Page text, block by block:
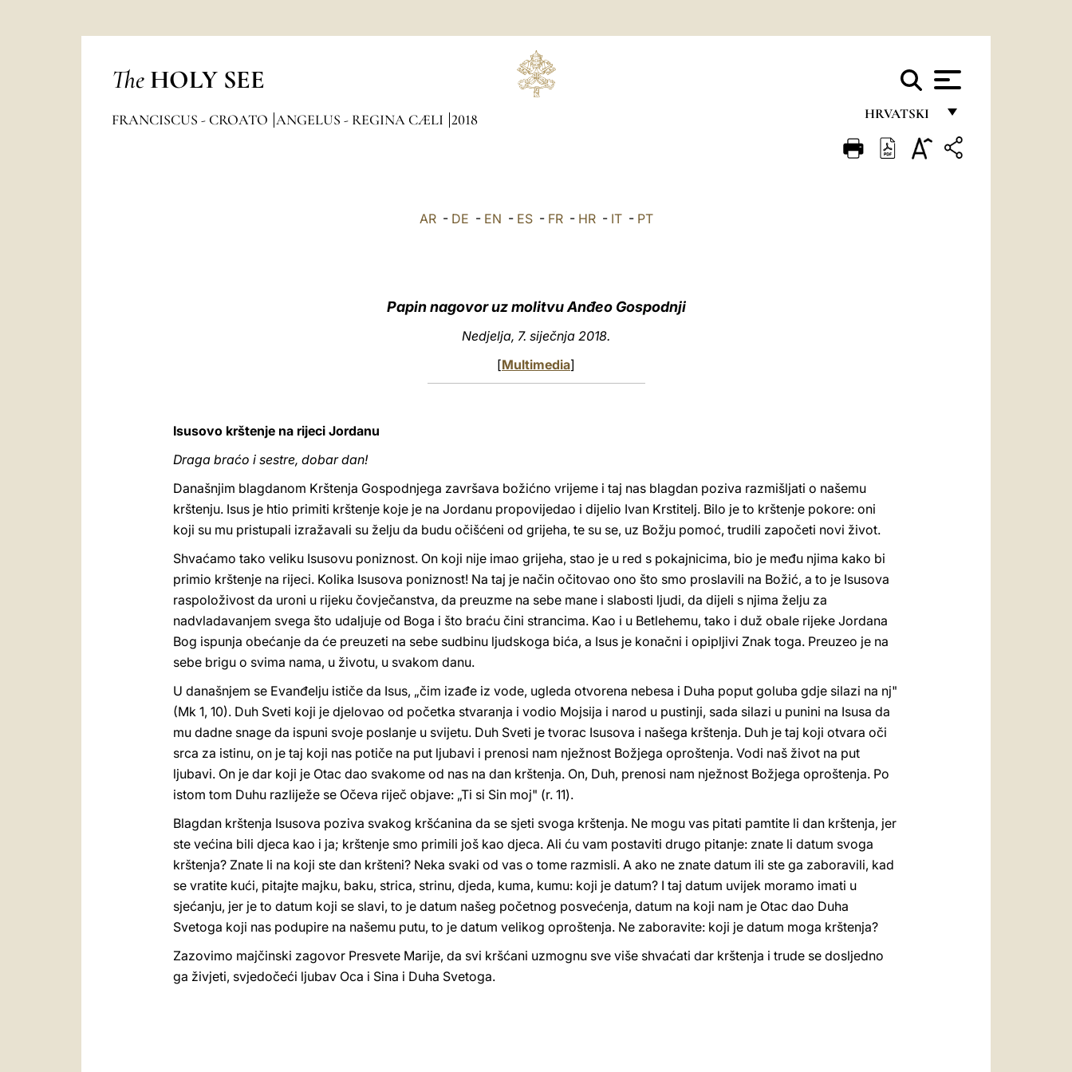
The HOLY SEE
HRVATSKI
FRANÇAIS
FRANCISCUS - CROATO ANGELUS - REGINA CÆLI 2018
AR- DE - EN - ES- FR- HR- IT- PT
Papin nagovor uz molitvu Anđeo Gospodnji
Nedjelja, 7. siječnja 2018.
[Multimedia]
Isusovo krštenje na rijeci Jordanu
Draga braćo i sestre, dobar dan!
Današnjim blagdanom Krštenja Gospodnjega završava božićno vrijeme i taj nas blagdan poziva razmišljati o našemu
krštenju. Isus je htio primiti krštenje koje je na Jordanu propovijedao i dijelio Ivan Krstitelj. Bilo je to krštenje pokore: oni
koji su mu pristupali izražavali su želju da budu očišćeni od grijeha, te su se, uz Božju pomoć, trudili započeti novi život.
Shvaćamo tako veliku Isusovu poniznost. On koji nije imao grijeha, stao je u red s pokajnicima, bio je među njima kako bi
primio krštenje na rijeci. Kolika Isusova poniznost! Na taj je način očitovao ono što smo proslavili na Božić, a to je Isusova
raspoloživost da uroni u rijeku čovječanstva, da preuzme na sebe mane i slabosti ljudi, da dijeli s njima želju za
nadvladavanjem svega što udaljuje od Boga i što braću čini strancima. Kao i u Betlehemu, tako i duž obale rijeke Jordana
Bog ispunja obećanje da će preuzeti na sebe sudbinu ljudskoga bića, a Isus je konačni i opipljivi Znak toga. Preuzeo je na
sebe brigu o svima nama, u životu, u svakom danu.
U današnjem se Evanđelju ističe da Isus, „čim izađe iz vode, ugleda otvorena nebesa i Duha poput goluba gdje silazi na nj"
(Mk 1, 10). Duh Sveti koji je djelovao od početka stvaranja i vodio Mojsija i narod u pustinji, sada silazi u punini na Isusa da
mu dadne snage da ispuni svoje poslanje u svijetu. Duh Sveti je tvorac Isusova i našega krštenja. Duh je taj koji otvara oči
srca za istinu, on je taj koji nas potiče na put ljubavi i prenosi nam nježnost Božjega oproštenja. Vodi naš život na put
ljubavi. On je dar koji je Otac dao svakome od nas na dan krštenja. On, Duh, prenosi nam nježnost Božjega oproštenja. Po
istom tom Duhu razliježe se Očeva riječ objave: „Ti si Sin moj" (r. 11).
Blagdan krštenja Isusova poziva svakog kršćanina da se sjeti svoga krštenja. Ne mogu vas pitati pamtite li dan krštenja, jer
ste većina bili djeca kao i ja; krštenje smo primili još kao djeca. Ali ću vam postaviti drugo pitanje: znate li datum svoga
krštenja? Znate li na koji ste dan kršteni? Neka svaki od vas o tome razmisli. A ako ne znate datum ili ste ga zaboravili, kad
se vratite kući, pitajte majku, baku, strica, strinu, djeda, kuma, kumu: koji je datum? I taj datum uvijek moramo imati u
sjećanju, jer je to datum koji se slavi, to je datum našeg početnog posvećenja, datum na koji nam je Otac dao Duha
Svetoga koji nas podupire na našemu putu, to je datum velikog oproštenja. Ne zaboravite: koji je datum moga krštenja?
Zazovimo majčinski zagovor Presvete Marije, da svi kršćani uzmognu sve više shvaćati dar krštenja i trude se dosljedno
ga živjeti, svjedočeći ljubav Oca i Sina i Duha Svetoga.